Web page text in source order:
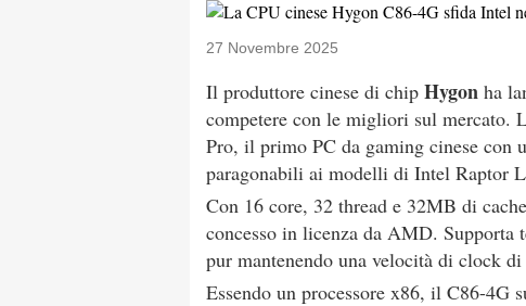
27 Novembre 2025
Il produttore cinese di chip Hygon ha
competere con le migliori sul mercato.
Pro, il primo PC da gaming cinese con
paragonabili ai modelli di Intel Raptor
Con 16 core, 32 thread e 32MB di
concesso in licenza da AMD. Supporta
pur mantenendo una velocità di clock
Essendo un processore x86, il C86-4G